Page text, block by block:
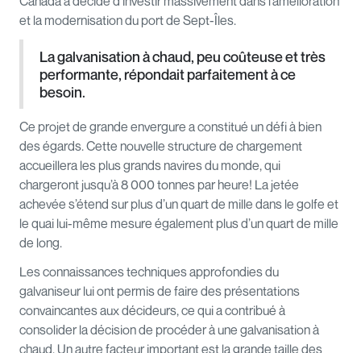
et la modernisation du port de Sept-Îles.
La galvanisation à chaud, peu coûteuse et très
performante, répondait parfaitement à ce
besoin.
Ce projet de grande envergure a constitué un défi à bien
des égards. Cette nouvelle structure de chargement
accueillera les plus grands navires du monde, qui
chargeront jusqu’à 8 000 tonnes par heure! La jetée
achevée s’étend sur plus d’un quart de mille dans le golfe et
le quai lui-même mesure également plus d’un quart de mille
de long.
Les connaissances techniques approfondies du
galvaniseur lui ont permis de faire des présentations
convaincantes aux décideurs, ce qui a contribué à
consolider la décision de procéder à une galvanisation à
chaud. Un autre facteur important est la grande taille des